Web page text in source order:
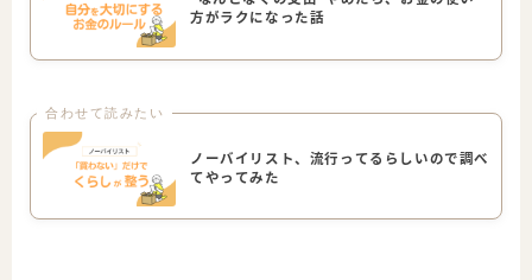
方がラクになった話
合わせて読みたい
ノーバイリスト、流行ってるらしいので調べ
てやってみた